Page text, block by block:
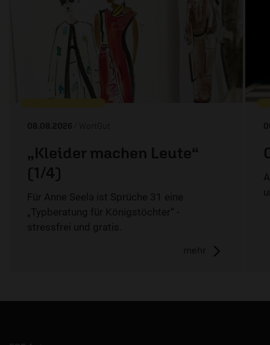
08.08.2026 / WortGut
„Kleider machen Leute“
(1/4)
Für Anne Seela ist Sprüche 31 eine
„Typberatung für Königstöchter“ -
stressfrei und gratis.
mehr